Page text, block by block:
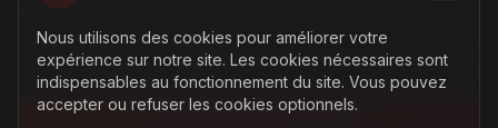
Adresse email pour la newsletter
S'abonner à la newsletter
Nous utilisons des cookies pour améliorer votre
expérience sur notre site. Les cookies nécessaires sont
indispensables au fonctionnement du site. Vous pouvez
accepter ou refuser les cookies optionnels.